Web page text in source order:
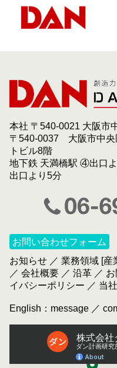
本社 〒540-0021 大阪市
〒540-0037 大阪市中
トビル8階
地下鉄 天満橋駅 ④出口
出口より5分
お問い合わせフォーム
お知らせ ／ 業務領域 [産
／ 会社概要 ／ 沿革 ／
イバシーポリシー ／ 当
English： message ／